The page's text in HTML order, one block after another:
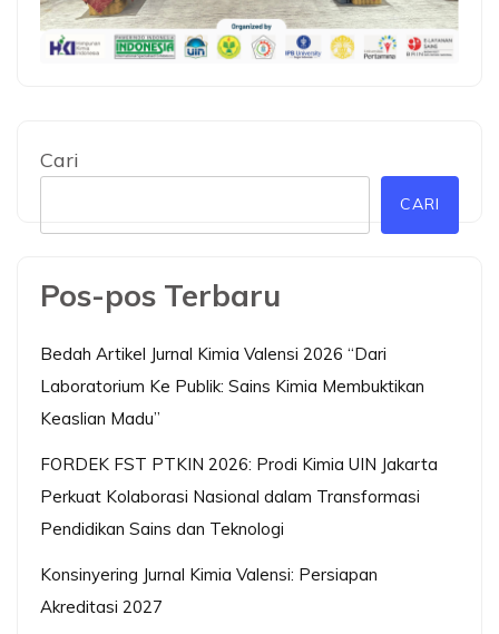
Cari
CARI
Pos-pos Terbaru
Bedah Artikel Jurnal Kimia Valensi 2026 “Dari
Laboratorium Ke Publik: Sains Kimia Membuktikan
Keaslian Madu”
FORDEK FST PTKIN 2026: Prodi Kimia UIN Jakarta
Perkuat Kolaborasi Nasional dalam Transformasi
Pendidikan Sains dan Teknologi
Konsinyering Jurnal Kimia Valensi: Persiapan
Akreditasi 2027